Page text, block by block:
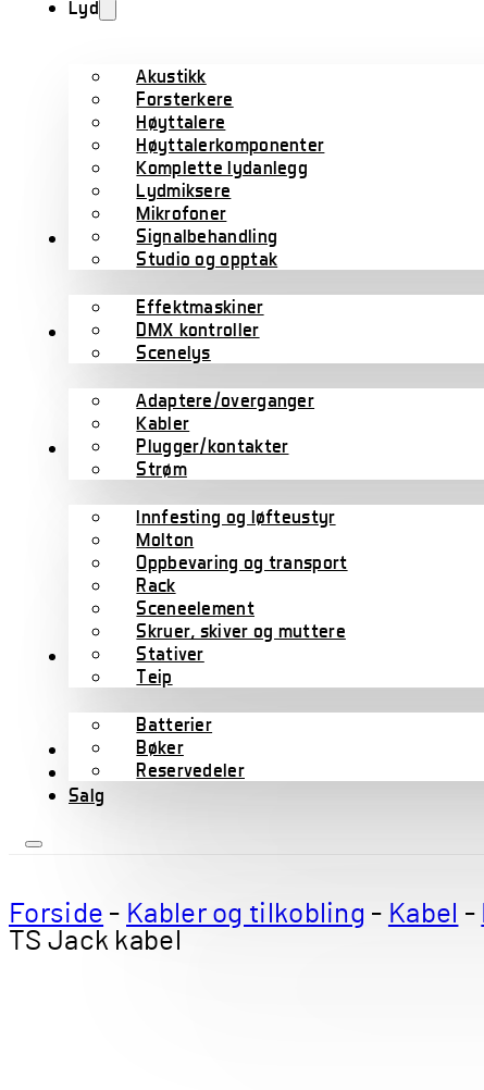
Lyd
Akustikk
Forsterkere
Høyttalere
Høyttalerkomponenter
Komplette lydanlegg
Lydmiksere
Mikrofoner
Signalbehandling
Studio og opptak
Lys
Effektmaskiner
DMX kontroller
Scenelys
Kabler
Adaptere/overganger
Kabler
Plugger/kontakter
Strøm
Scene/rigg
Innfesting og løfteustyr
Molton
Oppbevaring og transport
Rack
Sceneelement
Skruer, skiver og muttere
Stativer
Teip
Tilbehør
Batterier
Bøker
Reservedeler
Wharfedale Pro
B-varer
Salg
Forside - Kabler og tilkobling - Kabel -
TS Jack kabel